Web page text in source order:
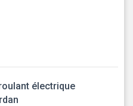
électrique